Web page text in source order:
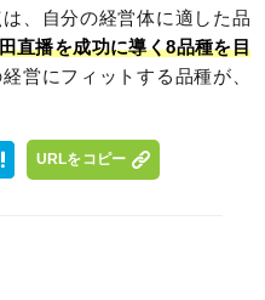
、自分の経営体に適した品
直播を成功に導く8品種を目
営にフィットする品種が、
URLをコピー